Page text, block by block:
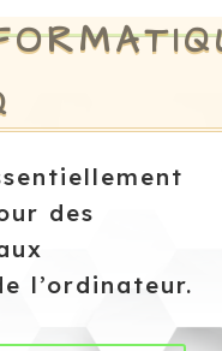
des
l’ordinateur.